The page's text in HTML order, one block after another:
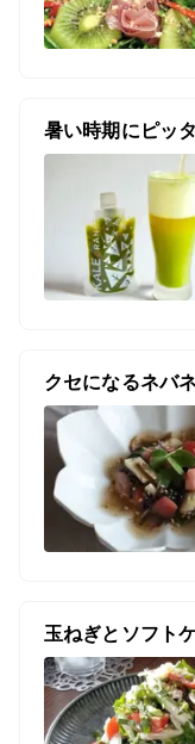
暑い時期にピッ
クセになるネバ
玉ねぎとソフト